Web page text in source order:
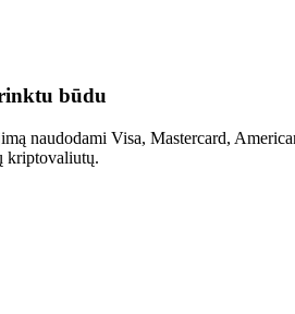
būdu
naudodami Visa, Mastercard,
kriptovaliutų.